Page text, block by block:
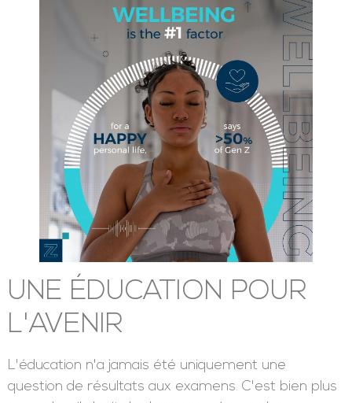
s'assurer que nos enseignants sont formés par des
experts du bien-être, des cours de santé pour nos
élèves ou des moments réservés à l'autoréflexion
et à la pleine conscience, nous aidons nos élèves à
rester en bonne santé de nombreuses façons,
mentalement et physiquement.